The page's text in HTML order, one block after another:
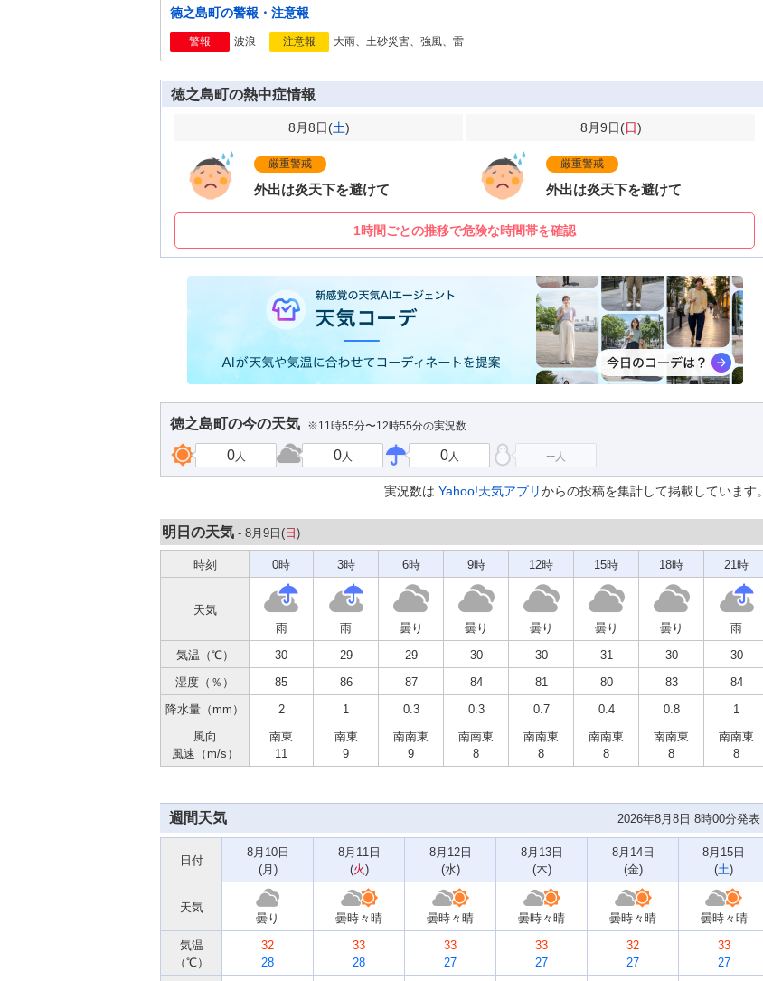
徳之島町の警報・注意報
警報 波浪 注意報 大雨、土砂災害、強風、雷
徳之島町の熱中症情報
8月8日(土)
厳重警戒
外出は炎天下を避けて
8月9日(日)
厳重警戒
外出は炎天下を避けて
1時間ごとの推移で危険な時間帯を確認
徳之島町の今の天気 ※11時55分〜12時55分の実況数
0人 0人 0人 -- 人
実況数は Yahoo!天気アプリからの投稿を集計して掲載しています。
明日の天気 - 8月9日( 日 )
時刻 0時 3時 6時 9時 12時 15時 18時 21時
天気
雨
雨 曇り 曇り 曇り 曇り 曇り
雨
気温（℃）
30 29 29 30 30 31 30
30
湿度（％）
85 86 87 84 81 80 83
84
降水量（mm）
2 1 0.3 0.3 0.7 0.4 0.8
1
風向
風速（m/s）
南東
11
南東
9
南南東
9
南南東
8
南南東
8
南南東
8
南南東
8
南南東
8
週間天気 2026年8月8日 8時00分発表
日付
8月10日
(月 )
8月11日
(火)
8月12日
(水)
8月13日
(木)
8月14日
(金)
8月15日
(土)
天気
曇り
曇時々晴 曇時々晴 曇時々晴 曇時々晴
曇時々晴
気温
（℃）
32
28
33
28
33
27
33
27
32
27
33
27